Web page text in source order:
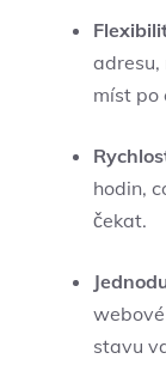
adresu,
míst po
hodin,
čekat.
stavu